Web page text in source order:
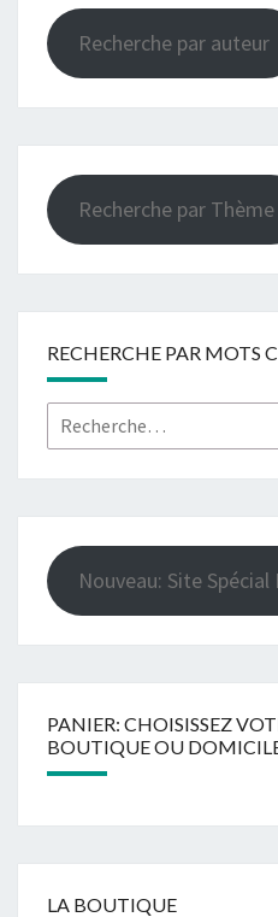
Recherche par auteur
Recherche par Thème
RECHERCHE PAR MOTS
Rechercher :
Nouveau: Site Spécial
PANIER: CHOISISSEZ
BOUTIQUE OU
LA BOUTIQUE